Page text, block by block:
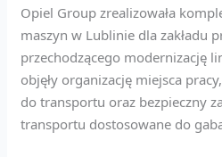
Opiel Group zrealizowała
maszyn w Lublinie dla zakładu
przechodzącego modernizację
objęły organizację miejsca
do transportu oraz bezpieczny
transportu dostosowane do